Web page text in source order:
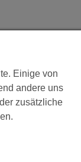
Einige von
andere uns
zusätzliche